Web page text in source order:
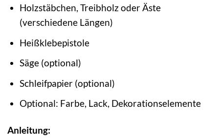
Holzstäbchen, Treibholz oder Äste
(verschiedene Längen)
Heißklebepistole
Säge (optional)
Schleifpapier (optional)
Optional: Farbe, Lack, Dekorationselemente
Anleitung: